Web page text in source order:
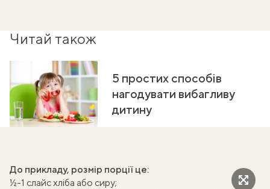
Читай також
5 простих способів
нагодувати вибагливу
дитину
До прикладу, розмір порції це:
½-1 слайс хліба або сиру;